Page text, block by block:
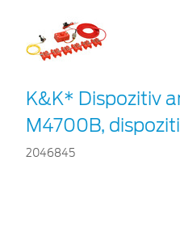
K&K* Dispozitiv
M4700B,
2046845